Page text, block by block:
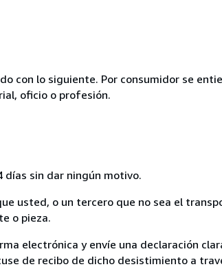
con lo siguiente. Por consumidor se
oficio o profesión.
días sin dar ningún motivo.
usted, o un tercero que no sea el
o pieza.
electrónica y envíe una declaración
de recibo de dicho desistimiento a